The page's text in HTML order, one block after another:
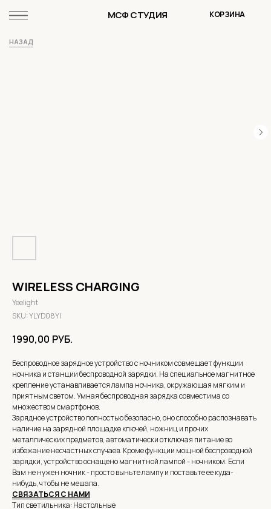
МСФ СТУДИЯ КОРЗИНА
НАЗАД
WIRELESS CHARGING
Yeelight
SKU:YLYD08YI
1990,00 РУБ.
Беспроводное зарядное устройство с ночником совмещает функции
ночника и станции беспроводной зарядки. На специальное магнитное
крепление устанавливается лампа ночника, окружающая мягким и
приятным светом. Умная беспроводная зарядка совместима со
множеством смартфонов.
Зарядное устройство полностью безопасно, оно способно распознавать
наличие на зарядной площадке ключей, ножниц и прочих
металлических предметов, автоматически отключая питание во
избежание несчастных случаев. Кроме функции мощной беспроводной
зарядки, устройство оснащено магнитной лампой - ночником. Если
Вам не нужен ночник - просто выньте лампу и поставьте ее куда-
нибудь, чтобы не мешала.
СВЯЗАТЬСЯ С НАМИ
Тип светильника: Настольные